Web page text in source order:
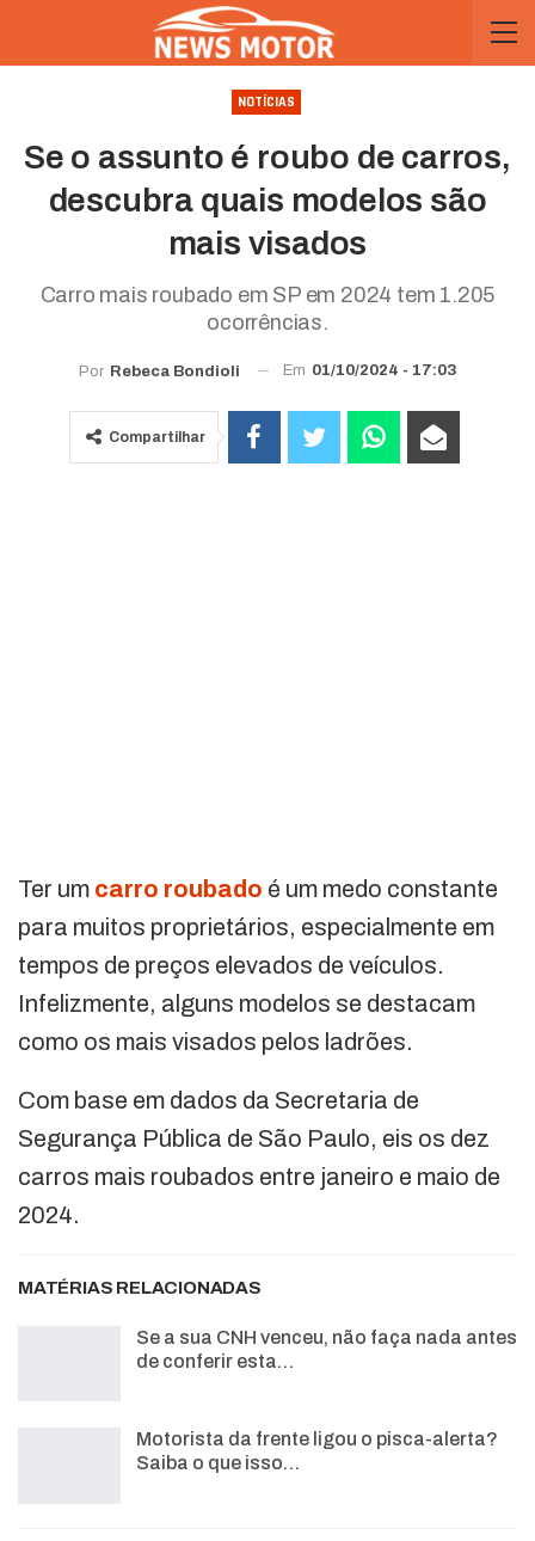
NOTÍCIAS
Se o assunto é roubo de carros,
descubra quais modelos são
mais visados
Carro mais roubado em SP em 2024 tem 1.205
ocorrências.
Por Rebeca Bondioli Em 01/10/2024 - 17:03
Compartilhar
Ter um carro roubado é um medo constante
para muitos proprietários, especialmente em
tempos de preços elevados de veículos.
Infelizmente, alguns modelos se destacam
como os mais visados pelos ladrões.
Com base em dados da Secretaria de
Segurança Pública de São Paulo, eis os dez
carros mais roubados entre janeiro e maio de
2024.
MATÉRIAS RELACIONADAS
Se a sua CNH venceu, não faça nada antes
de conferir esta…
Motorista da frente ligou o pisca-alerta?
Saiba o que isso…